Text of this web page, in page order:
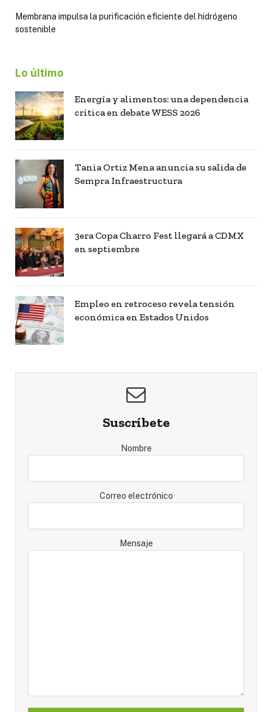
Membrana impulsa la purificación eficiente del hidrógeno
sostenible
Lo último
Energía y alimentos: una dependencia
crítica en debate WESS 2026
Tania Ortiz Mena anuncia su salida de
Sempra Infraestructura
3era Copa Charro Fest llegará a CDMX
en septiembre
Empleo en retroceso revela tensión
económica en Estados Unidos
Suscríbete
Nombre
Correo electrónico
Mensaje